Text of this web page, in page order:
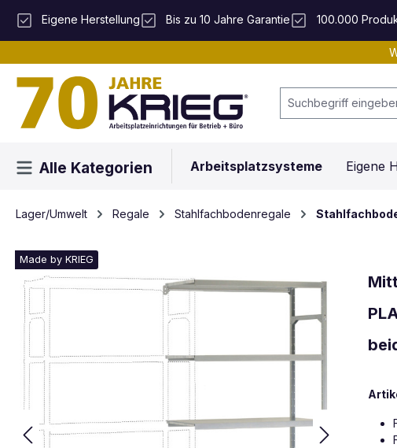
Hauptinhalt springen
Zur Suche springen
Zur Hauptnavigation springen
Eigene Herstellung Bis zu 10 Jahre Garantie 100.000
Alle Kategorien Arbeitsplatzsysteme Eigene
Lager/Umwelt Regale Stahlfachbodenregale
Made by KRIEG